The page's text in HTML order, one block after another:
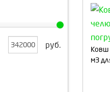
руб.
Ковш
м3